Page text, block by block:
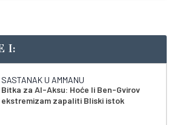
I:
SASTANAK U AMMANU
Bitka za Al-Aksu: Hoće li Ben-Gvirov
ekstremizam zapaliti Bliski istok